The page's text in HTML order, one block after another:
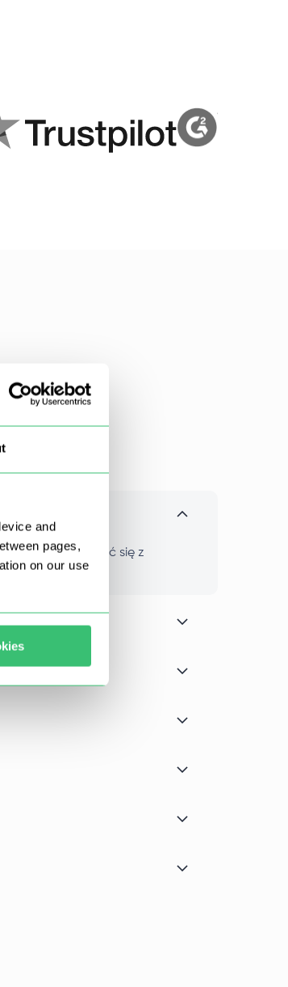
and
pages,
on our use
skontaktować się z